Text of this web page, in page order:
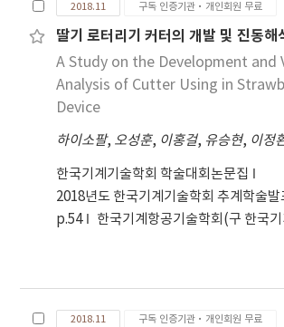
2018.11 구독 인증기관·개인회원 무료
딸기 로터리기 커터의 개발 및 진동해
A Study on the Development and
Analysis of Cutter Using in
Device
하이소팔, 오성훈, 이홍걸, 유승현, 이정
한국기계기술학회 학술대회논문집
2018년도 한국기계기술학회 추계학술발
p.54
한국기계항공기술학회(구 한국
2018.11 구독 인증기관·개인회원 무료